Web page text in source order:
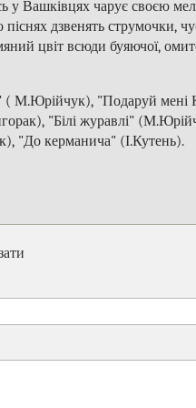
Вашківцях чарує своєю
дзвенять струмочки,
цвіт всюди буяючої,
"Подаруй мені
"Білі журавлі"
"До керманича" (І.Кутень).